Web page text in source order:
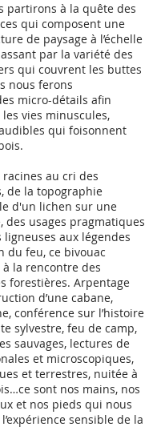
partirons à la quête des
qui composent une
de paysage à l’échelle
par la variété des
qui couvrent les buttes
nous ferons
micro-détails afin
les vies minuscules,
qui foisonnent
au cri des
de la topographie
d'un lichen sur une
des usages pragmatiques
ligneuses aux légendes
du feu, ce bivouac
la rencontre des
forestières. Arpentage
d’une cabane,
conférence sur l’histoire
sylvestre, feu de camp,
sauvages, lectures de
et microscopiques,
et terrestres, nuitée à
sont nos mains, nos
et nos pieds qui nous
sensible de la